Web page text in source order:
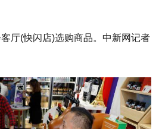
厅(快闪店)选购商品。中新网记者